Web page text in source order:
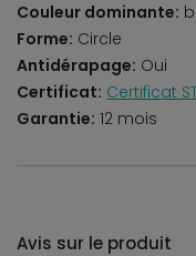
Couleur dominante:
Forme: Circle
Antidérapage: Oui
Certificat: Certificat
Garantie: 12 mois
Avis sur le produit